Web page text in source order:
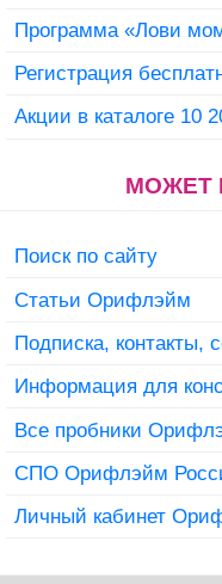
Программа «Лови
Регистрация
Акции в каталоге 10
МОЖЕТ
Поиск по сайту
Статьи Орифлэйм
Подписка, контакты,
Информация для
Все пробники
СПО Орифлэйм
Личный кабинет